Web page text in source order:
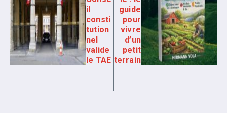
il
consti
tution
nel
valide
le TAE
guide
pour
vivre
d’un
petit
terrain